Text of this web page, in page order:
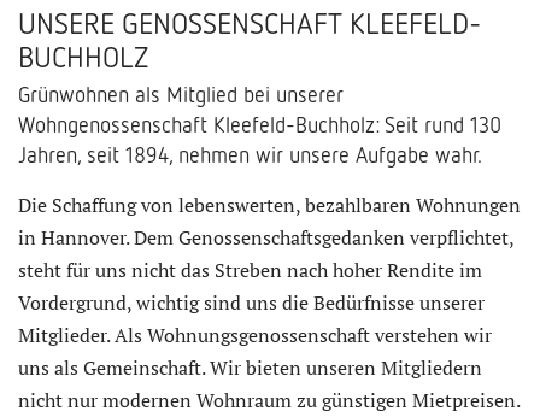
UNSERE GENOSSENSCHAFT KLEEFELD-
BUCHHOLZ
Grünwohnen als Mitglied bei unserer
Wohngenossenschaft Kleefeld-Buchholz: Seit rund 130
Jahren, seit 1894, nehmen wir unsere Aufgabe wahr.
Die Schaffung von lebenswerten, bezahlbaren Wohnungen
in Hannover. Dem Genossenschaftsgedanken verpflichtet,
steht für uns nicht das Streben nach hoher Rendite im
Vordergrund, wichtig sind uns die Bedürfnisse unserer
Mitglieder. Als Wohnungsgenossenschaft verstehen wir
uns als Gemeinschaft. Wir bieten unseren Mitgliedern
nicht nur modernen Wohnraum zu günstigen Mietpreisen.